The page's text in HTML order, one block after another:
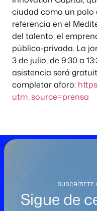
ciudad como un polo
referencia en el
del talento, el
público-privada. La
3 de julio, de 9:30 a
asistencia será
completar aforo:
utm_source=prensa
SUSCRÍBETE
Sigue de